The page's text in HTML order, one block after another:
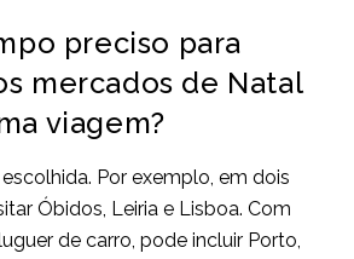
preciso para
mercados de Natal
viagem?
Por exemplo, em dois
Óbidos, Leiria e Lisboa. Com
de carro, pode incluir Porto,